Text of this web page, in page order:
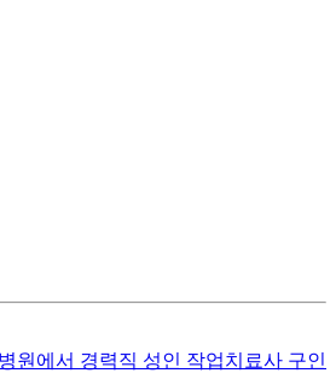
원에서 경력직 성인 작업치료사 구인